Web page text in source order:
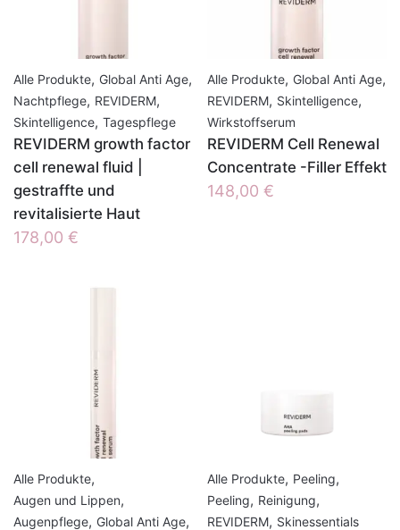
Alle Produkte, Global Anti Age,
Nachtpflege, REVIDERM,
Skintelligence, Tagespflege
REVIDERM growth factor
cell renewal fluid |
gestraffte und
revitalisierte Haut
178,00 €
Alle Produkte, Global Anti Age,
REVIDERM, Skintelligence,
Wirkstoffserum
REVIDERM Cell Renewal
Concentrate -Filler Effekt
148,00 €
Alle Produkte,
Augen und Lippen,
Augenpflege, Global Anti Age,
Alle Produkte, Peeling,
Peeling, Reinigung,
REVIDERM, Skinessentials